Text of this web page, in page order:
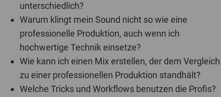
unterschiedlich?
Warum klingt mein Sound nicht so wie eine
professionelle Produktion, auch wenn ich
hochwertige Technik einsetze?
Wie kann ich einen Mix erstellen, der dem Vergleich
zu einer professionellen Produktion standhält?
Welche Tricks und Workflows benutzen die Profis?